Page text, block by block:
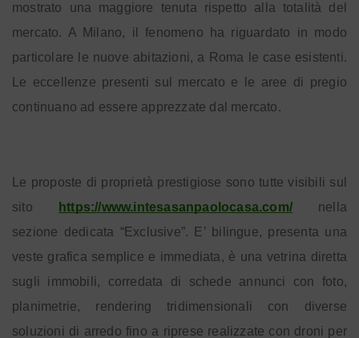
mostrato una maggiore tenuta rispetto alla totalità del
mercato. A Milano, il fenomeno ha riguardato in modo
particolare le nuove abitazioni, a Roma le case esistenti.
Le eccellenze presenti sul mercato e le aree di pregio
continuano ad essere apprezzate dal mercato.
Le proposte di proprietà prestigiose sono tutte visibili sul
sito
https://www.intesasanpaolocasa.com/nella
sezione dedicata “Exclusive”. E’ bilingue, presenta una
veste grafica semplice e immediata, è una vetrina diretta
sugli immobili, corredata di schede annunci con foto,
planimetrie, rendering tridimensionali con diverse
soluzioni di arredo fino a riprese realizzate con droni per